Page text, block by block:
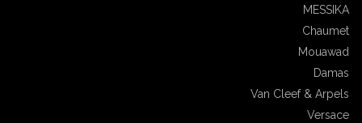
MESSIKA
Chaumet
Mouawad
Damas
Van Cleef & Arpels
Versace